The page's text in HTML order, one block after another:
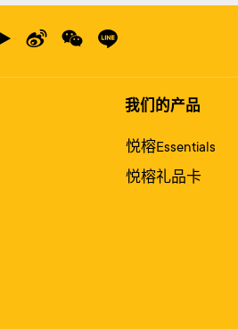
我们的产品
悦榕Essentials
悦榕礼品卡